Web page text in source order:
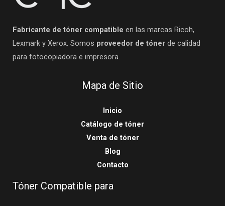
Fabricante de tóner compatible en las marcas Ricoh,
Lexmark y Xerox. Somos proveedor de tóner de calidad
para fotocopiadora e impresora.
Mapa de Sitio
Inicio
Catálogo de tóner
Venta de tóner
Blog
Contacto
Tóner Compatible para